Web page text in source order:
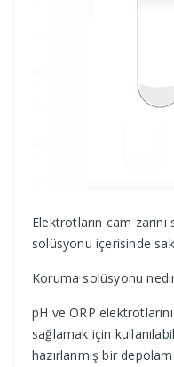
Elektrotların cam
solüsyonu içerisinde
Koruma solüsyonu
pH ve ORP
sağlamak için
hazırlanmış bir